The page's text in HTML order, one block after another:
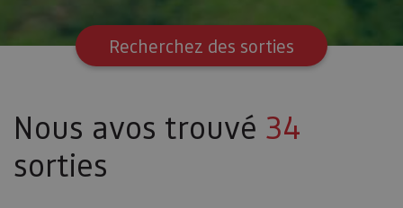
Recherchez des sorties
Nous avos trouvé 34
sorties